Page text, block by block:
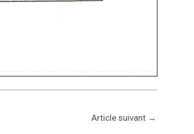
Article suivant →